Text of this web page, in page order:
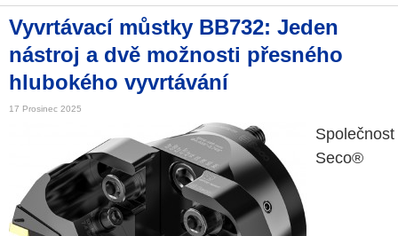
Vyvrtávací můstky BB732: Jeden
nástroj a dvě možnosti přesného
hlubokého vyvrtávání
17 Prosinec 2025
Společnost
Seco®